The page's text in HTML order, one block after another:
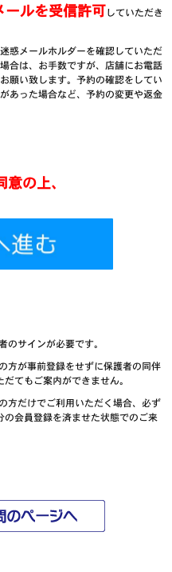
ールを受信許可していただき
惑メールホルダーを確認していただ
合は、お手数ですが、店舗にお電話
願い致します。予約の確認をしてい
あった場合など、予約の変更や返金
の上、
サインが必要です。
が事前登録をせずに保護者の同伴
てもご案内ができません。
だけでご利用いただく場合、必ず
会員登録を済ませた状態でのご来